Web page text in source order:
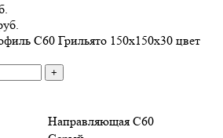
С60 Грильято 150х150х30 цвет
+
Направляющая С60